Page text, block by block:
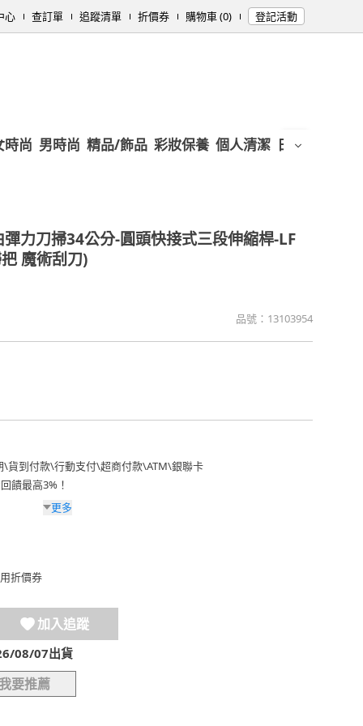
心 查訂單 追蹤清單 折價券 購物車 (0) 登記活動
時尚 男時尚 精品/飾品 彩妝保養 個人清潔 日用/紙品
力刀掃34公分-圓頭快接式三段伸縮桿-LF
魔術刮刀)
品號： 13103954
\貨到付款\行動支付\超商付款\ATM\銀聯卡
饋最高3%！
更多
折價券
加入追蹤
08/07出貨
要推薦